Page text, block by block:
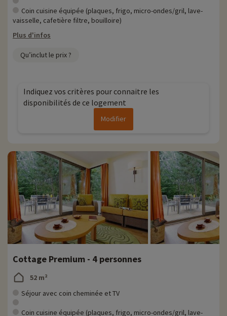
Coin cuisine équipée (plaques, frigo, micro-ondes/gril, lave-
vaisselle, cafetière filtre, bouilloire)
Plus d'infos
Qu’inclut le prix ?
Indiquez vos critères pour connaitre les
disponibilités de ce logement
Modifier
Cottage Premium - 4 personnes
52 m²
Séjour avec coin cheminée et TV
Coin cuisine équipée (plaques, frigo, micro-ondes/gril, lave-